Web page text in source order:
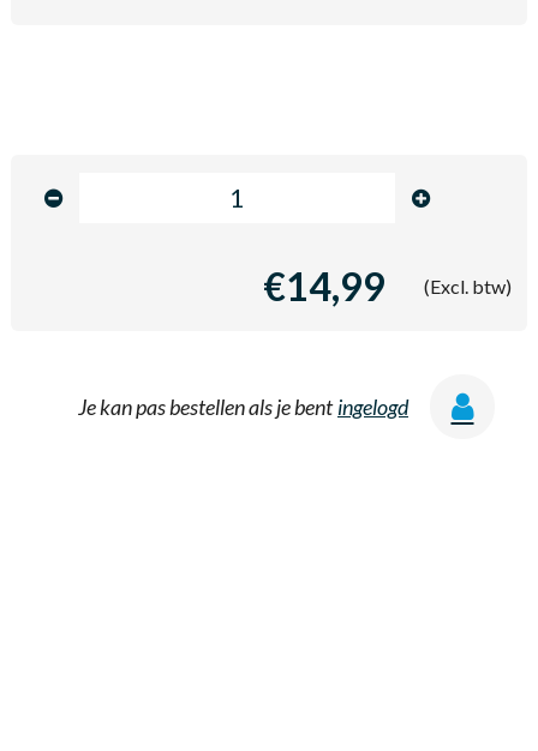
€14,99 (Excl. btw)
Je kan pas bestellen als je bent ingelogd